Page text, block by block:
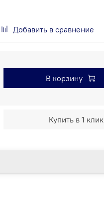
Добавить в сравнение
В корзину
Купить в 1 клик